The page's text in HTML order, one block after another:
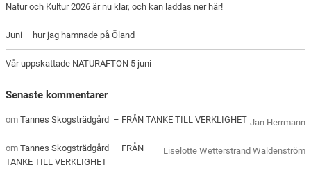
Natur och Kultur 2026 är nu klar, och kan laddas ner här!
Juni – hur jag hamnade på Öland
Vår uppskattade NATURAFTON 5 juni
Senaste kommentarer
Jan Herrmann
omTannes Skogsträdgård – FRÅN TANKE TILL VERKLIGHET
Liselotte Wetterstrand Waldenström
omTannes Skogsträdgård – FRÅN
TANKE TILL VERKLIGHET